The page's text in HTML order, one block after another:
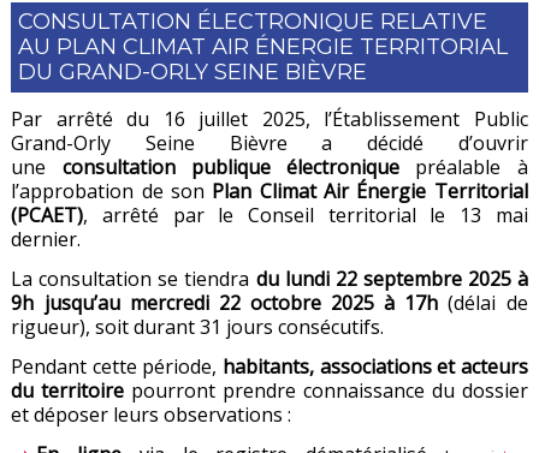
CONSULTATION ÉLECTRONIQUE RELATIVE
AU PLAN CLIMAT AIR ÉNERGIE TERRITORIAL
DU GRAND-ORLY SEINE BIÈVRE
Par arrêté du 16 juillet 2025, l’Établissement Public
Grand-Orly Seine Bièvre a décidé d’ouvrir
une consultation publique électronique préalable à
l’approbation de son Plan Climat Air Énergie Territorial
(PCAET), arrêté par le Conseil territorial le 13 mai
dernier.
La consultation se tiendra du lundi 22 septembre 2025 à
9h jusqu’au mercredi 22 octobre 2025 à 17h (délai de
rigueur), soit durant 31 jours consécutifs.
Pendant cette période, habitants, associations et acteurs
du territoire pourront prendre connaissance du dossier
et déposer leurs observations :